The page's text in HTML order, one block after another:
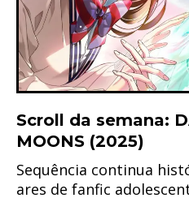
Scroll da semana:
MOONS (2025)
Sequência continua
ares de fanfic